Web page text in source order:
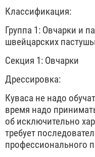
Классификация:
Группа 1: Овчарки и
швейцарских
Секция 1: Овчарки
Дрессировка:
Куваса не надо
время надо
об исключительно
требует
профессионального